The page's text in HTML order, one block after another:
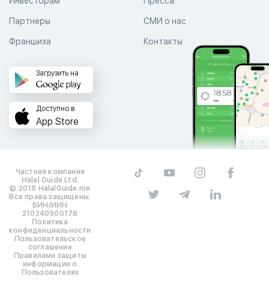
СМИ о нас
Контакты
Партнеры
Франшиза
Загрузить на
Доступно в
App Store
Частная компания
Halal Guide Ltd.
© 2018 HalalGuide.me
Все права защищены.
БИН/ИИН
210240900176
Политика
конфиденциальности
Пользовательское
соглашение
Правилами защиты
информации о
Пользователях